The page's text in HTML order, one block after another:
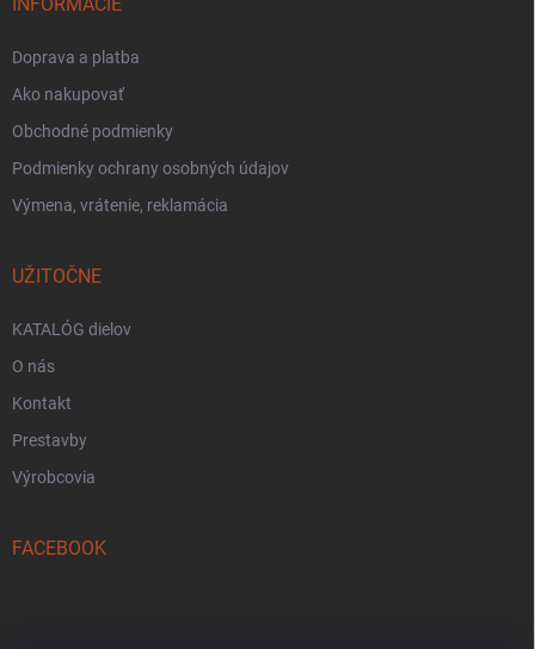
INFORMÁCIE
Doprava a platba
Ako nakupovať
Obchodné podmienky
Podmienky ochrany osobných údajov
Výmena, vrátenie, reklamácia
UŽITOČNE
KATALÓG dielov
O nás
Kontakt
Prestavby
Výrobcovia
FACEBOOK